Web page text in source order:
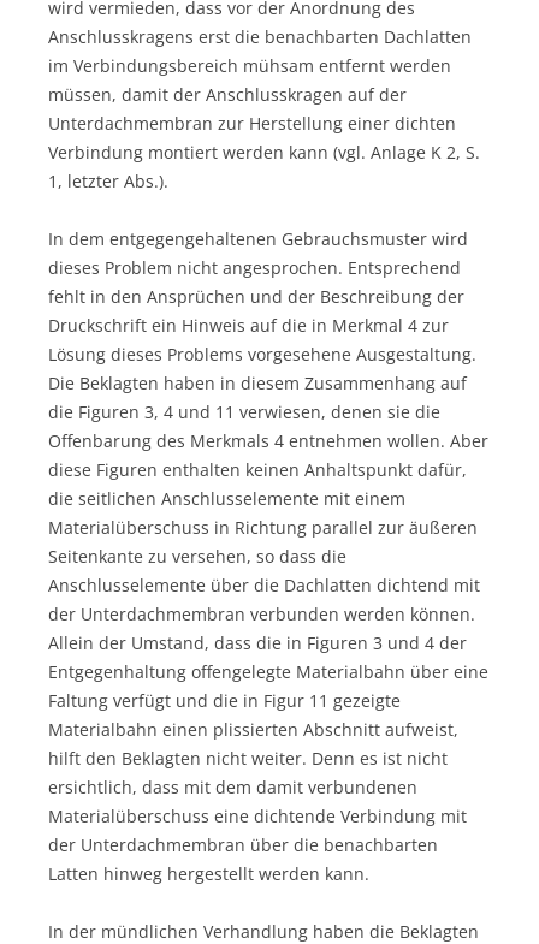
wird vermieden, dass vor der Anordnung des
Anschlusskragens erst die benachbarten Dachlatten
im Verbindungsbereich mühsam entfernt werden
müssen, damit der Anschlusskragen auf der
Unterdachmembran zur Herstellung einer dichten
Verbindung montiert werden kann (vgl. Anlage K 2, S.
1, letzter Abs.).
In dem entgegengehaltenen Gebrauchsmuster wird
dieses Problem nicht angesprochen. Entsprechend
fehlt in den Ansprüchen und der Beschreibung der
Druckschrift ein Hinweis auf die in Merkmal 4 zur
Lösung dieses Problems vorgesehene Ausgestaltung.
Die Beklagten haben in diesem Zusammenhang auf
die Figuren 3, 4 und 11 verwiesen, denen sie die
Offenbarung des Merkmals 4 entnehmen wollen. Aber
diese Figuren enthalten keinen Anhaltspunkt dafür,
die seitlichen Anschlusselemente mit einem
Materialüberschuss in Richtung parallel zur äußeren
Seitenkante zu versehen, so dass die
Anschlusselemente über die Dachlatten dichtend mit
der Unterdachmembran verbunden werden können.
Allein der Umstand, dass die in Figuren 3 und 4 der
Entgegenhaltung offengelegte Materialbahn über eine
Faltung verfügt und die in Figur 11 gezeigte
Materialbahn einen plissierten Abschnitt aufweist,
hilft den Beklagten nicht weiter. Denn es ist nicht
ersichtlich, dass mit dem damit verbundenen
Materialüberschuss eine dichtende Verbindung mit
der Unterdachmembran über die benachbarten
Latten hinweg hergestellt werden kann.
In der mündlichen Verhandlung haben die Beklagten